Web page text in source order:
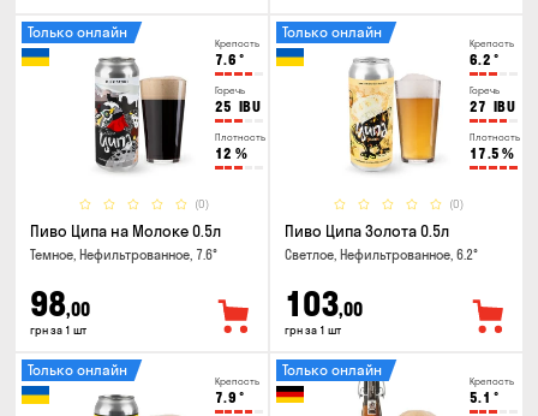
Крепость
7.6 °
Горечь
25 IBU
Плотность
12 %
(0)
Только онлайн
Пиво Ципа на Молоке 0.5л
Темное, Нефильтрованное, 7.6°
98,00
грн за 1 шт
Крепость
6.2 °
Горечь
27 IBU
Плотность
17.5 %
(0)
Только онлайн
Пиво Ципа Золота 0.5л
Светлое, Нефильтрованное, 6.2°
103,00
грн за 1 шт
Крепость
7.9 °
Только онлайн
Крепость
5.1 °
Только онлайн